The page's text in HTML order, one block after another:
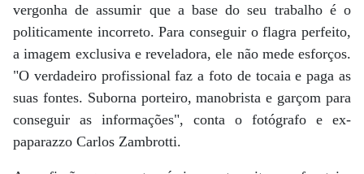
vergonha de assumir que a base do seu trabalho é o
politicamente incorreto. Para conseguir o flagra perfeito,
a imagem exclusiva e reveladora, ele não mede esforços.
"O verdadeiro profissional faz a foto de tocaia e paga as
suas fontes. Suborna porteiro, manobrista e garçom para
conseguir as informações", conta o fotógrafo e ex-
paparazzo Carlos Zambrotti.